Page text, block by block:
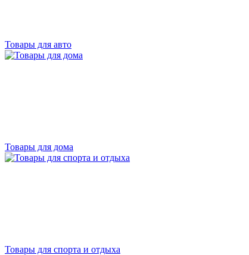
Товары для авто
Товары для дома
Товары для спорта и отдыха